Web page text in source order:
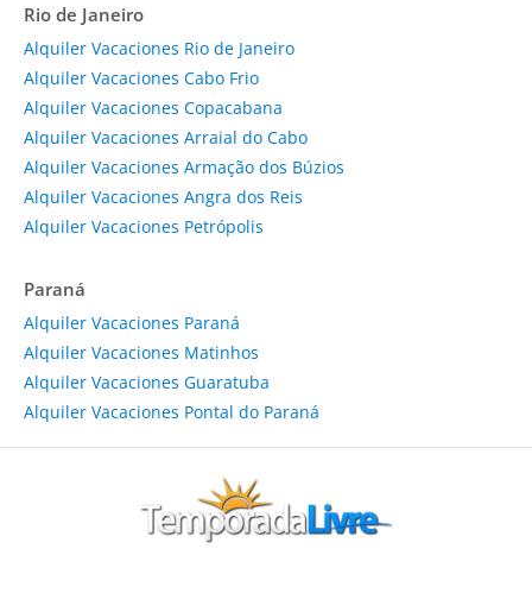
Rio de Janeiro
Alquiler Vacaciones Rio de Janeiro
Alquiler Vacaciones Cabo Frio
Alquiler Vacaciones Copacabana
Alquiler Vacaciones Arraial do Cabo
Alquiler Vacaciones Armação dos Búzios
Alquiler Vacaciones Angra dos Reis
Alquiler Vacaciones Petrópolis
Paraná
Alquiler Vacaciones Paraná
Alquiler Vacaciones Matinhos
Alquiler Vacaciones Guaratuba
Alquiler Vacaciones Pontal do Paraná